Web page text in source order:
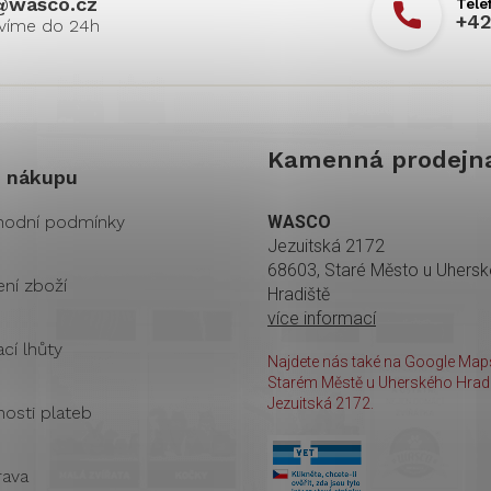
nákupu
podmínky
zboží
lhůty
plateb
Kamenná
WASCO
Jezuitská 2172
68603, Staré Město u
Hradiště
více informací
Najdete nás také na Google
Starém Městě u Uherského
Jezuitská 2172.